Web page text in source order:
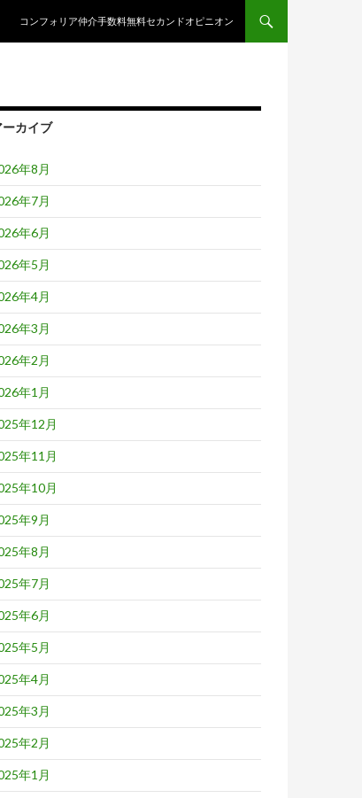
コンフォリア仲介手数料無料セカンドオピニオン
ーカイブ
年8月
年7月
年6月
年5月
年4月
年3月
年2月
年1月
年12月
年11月
年10月
年9月
年8月
年7月
年6月
年5月
年4月
年3月
年2月
年1月